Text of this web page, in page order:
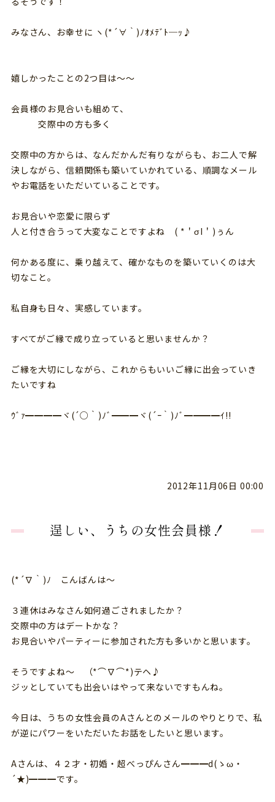
みなさん、お幸せに ヽ(*´∀｀)ﾉｵﾒﾃﾞﾄ─ｯ♪
嬉しかったことの2つ目は～～
会員様のお見合いも組めて、
交際中の方も多く
交際中の方からは、なんだかんだ有りながらも、お二人で解
決しながら、信頼関係も築いていかれている、順調なメール
やお電話をいただいていることです。
お見合いや恋愛に限らず
人と付き合うって大変なことですよね ( *＇σI＇)ぅん
何かある度に、乗り越えて、確かなものを築いていくのは大
切なこと。
私自身も日々、実感しています。
すべてがご縁で成り立っていると思いませんか？
ご縁を大切にしながら、これからもいいご縁に出会っていき
たいですね
ｳﾞｧ━━━━ヾ(´○｀)ﾉﾞ━━━ヾ(´ｰ｀)ﾉﾞ━━━━ｲ!!
2012年11月06日 00:00
逞しい、うちの女性会員様！
(*´∇｀)ﾉ こんばんは～
３連休はみなさん如何過ごされましたか？
交際中の方はデートかな？
お見合いやパーティーに参加された方も多いかと思います。
そうですよね～ （*⌒∇⌒*)テヘ♪
ジッとしていても出会いはやって来ないですもんね。
今日は、うちの女性会員のAさんとのメールのやりとりで、私
が逆にパワーをいただいたお話をしたいと思います。
Aさんは、４２才・初婚・超べっぴんさん━━━d(ゝω・
´★)━━━です。